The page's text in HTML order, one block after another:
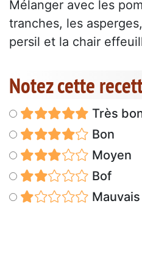
Mélanger avec les
tranches, les
persil et la chair
Notez cette
Très
Bon
Moyen
Bof
Mauvais